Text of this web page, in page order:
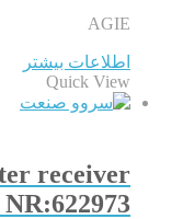
AGIE
اطلاعات بیشتر
Quick View
receiver